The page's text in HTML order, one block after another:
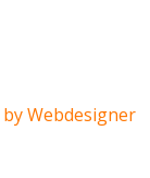
Webdesigner